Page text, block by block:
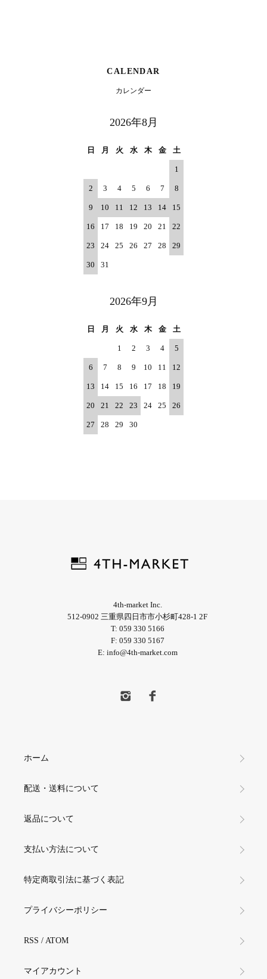
CALENDAR
カレンダー
2026年8月
日 月 火 水 木 金 土
1
2 3 4 5 6 7 8
9 10 11 12 13 14 15
16 17 18 19 20 21 22
23 24 25 26 27 28 29
30 31
2026年9月
日 月 火 水 木 金 土
1 2 3 4 5
6 7 8 9 10 11 12
13 14 15 16 17 18 19
20 21 22 23 24 25 26
27 28 29 30
4th-market Inc.
512-0902 三重県四日市市小杉町428-1 2F
T: 059 330 5166
F: 059 330 5167
E: info@4th-market.com
ホーム
配送・送料について
返品について
支払い方法について
特定商取引法に基づく表記
プライバシーポリシー
RSS / ATOM
マイアカウント